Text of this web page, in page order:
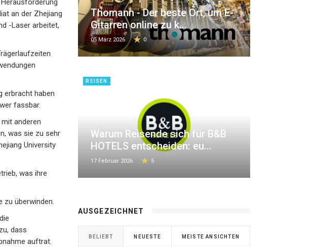
an der Zhejiang
-Laser arbeitet,
erbracht haben
fassbar.
anderen
was sie zu sehr
University
was ihre
zu überwinden.
dass
auftrat.
Thomann - Der beste Ort, um E-
Gitarren online zu k...
05 März 2026 0
REISEN
Warum Reisende sich für B&B
HOTELS entscheiden: eu...
17 Februar 2026 5
AUSGEZEICHNET
BELIEBT NEUESTE MEISTE ANSICHTEN